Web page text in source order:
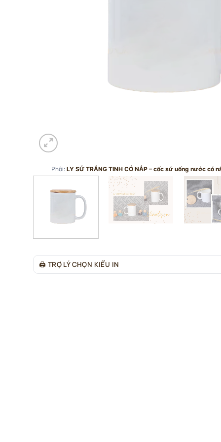
Phôi: LY SỨ TRẮNG TINH CÓ NẮP – cốc sứ uống nước có
🖨 TRỢ LÝ CHỌN KIỂU IN